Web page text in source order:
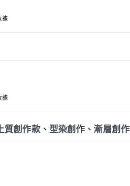
據
據
創作款、型染創作、漸層創作